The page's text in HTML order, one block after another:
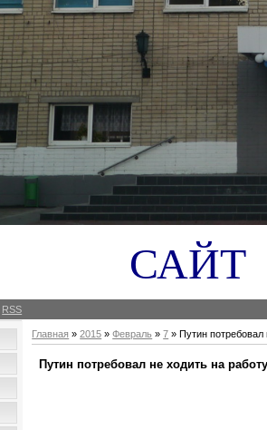
САЙТ
RSS
Главная »2015 » Февраль » 7 » Путин потребовал
Путин потребовал не ходить на